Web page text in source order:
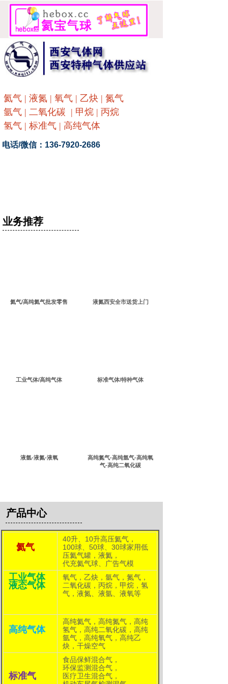
电话/微信：136-7920-2686
氦气 | 液氮 | 氧气 | 乙炔 | 氮气
氩气 | 二氧化碳 | 甲烷 | 丙烷
氢气 | 标准气 | 高纯气体
业务推荐
氦气/高纯氦气批发零售 液氮西安全市送货上门
工业气体/高纯气体 标准气体/特种气体
液氩-液氮-液氧
高纯氮气-高纯氩气-高纯氧
气-高纯二氧化碳
氦气
40升、10升高压氦气，
100球、50球、30球家用低
压氦气罐，液氦，
代充氦气球、广告气模
工业气体
液态气体
氧气，乙炔，氩气，氮气，
二氧化碳，丙烷，甲烷，氢
气， 液氮、液氩、液氧等
高纯气体
高纯氦气，高纯氮气，高纯
氢气，高纯二氧化碳，高纯
氩气，高纯氧气，高纯乙
炔，干燥空气
标准气
食品保鲜混合气，
环保监测混合气，
医疗卫生混合气，
产品中心